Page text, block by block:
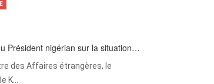
Président nigérian sur la situation…
des Affaires étrangères, le
K…